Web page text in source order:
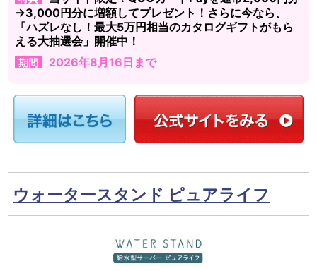
→3,000円分に増額してプレゼント！さらに今なら、
「ハズレなし！最大5万円相当のカタログギフトがもら
える大抽選会」開催中！
期間 2026年8月16日まで
ウォータースタンド ピュアライフ